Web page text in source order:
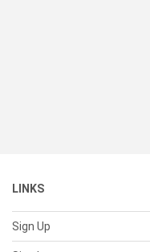
LINKS
Sign Up